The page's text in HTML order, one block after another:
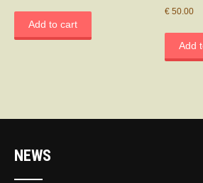
Add to cart
€ 50.00
Add
NEWS